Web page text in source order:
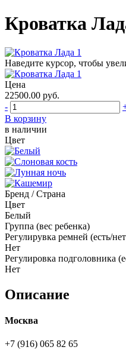
Кроватка
Наведите курсор, чтобы
Цена
22500.00 руб.
-
В корзину
в наличии
Цвет
Бренд / Страна
Цвет
Белый
Группа (вес ребенка)
Регулирувка ремней (есть/
Нет
Регулировка подголовника
Нет
Описание
Москва
+7 (916) 065 82 65